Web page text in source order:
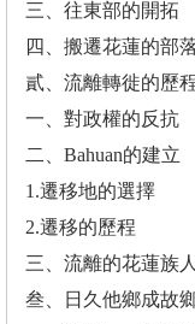
三、往東部的開拓
四、搬遷花蓮的部
貳、流離轉徙的歷
一、對政權的反抗
二、Bahuan的建立
1.遷移地的選擇
2.遷移的歷程
三、流離的花蓮族
叁、日久他鄉成故